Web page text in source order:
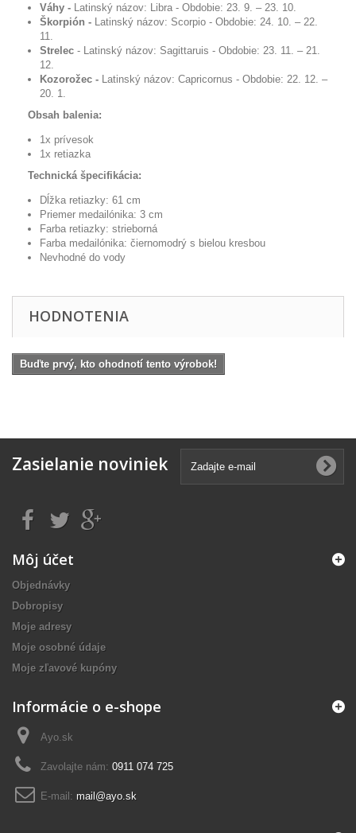
Váhy - Latinský názov: Libra - Obdobie: 23. 9. – 23. 10.
Škorpión - Latinský názov: Scorpio - Obdobie: 24. 10. – 22.
11.
Strelec - Latinský názov: Sagittaruis - Obdobie: 23. 11. – 21.
12.
Kozorožec - Latinský názov: Capricornus - Obdobie: 22. 12. –
20. 1.
Obsah balenia:
1x prívesok
1x retiazka
Technická špecifikácia:
Dĺžka retiazky: 61 cm
Priemer medailónika: 3 cm
Farba retiazky: strieborná
Farba medailónika: čiernomodrý s bielou kresbou
Nevhodné do vody
HODNOTENIA
Buďte prvý, kto ohodnotí tento výrobok!
Zasielanie noviniek
Môj účet
Objednávky
Dobropisy
Moje adresy
Moje osobné údaje
Moje zľavové kupóny
Informácie o e-shope
Ayo.sk
Zavolajte nám: 0911 074 725
E-mail: mail@ayo.sk